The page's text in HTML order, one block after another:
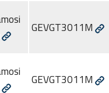
GEVGT3011M
GEVGT3011M